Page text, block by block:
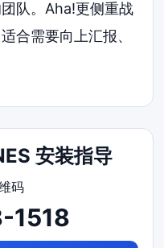
队。Aha!更侧重战
合需要向上汇报、
安装指导
1518